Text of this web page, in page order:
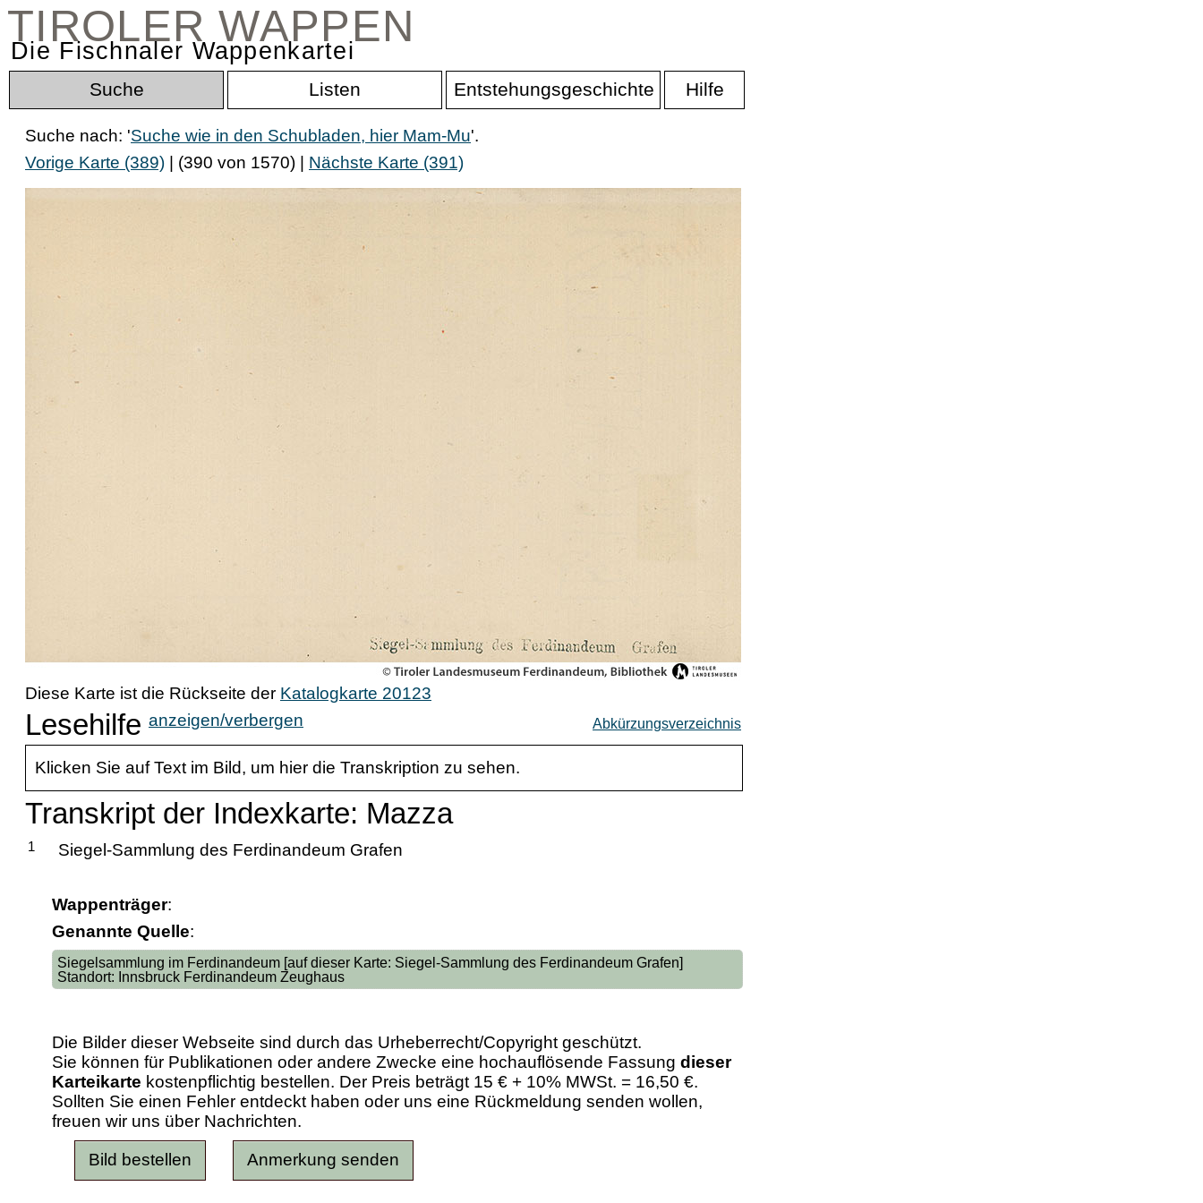
TIROLER WAPPEN
Die Fischnaler Wappenkartei
Suche Listen Entstehungsgeschichte Hilfe
Suche nach: 'Suche wie in den Schubladen, hier Mam-Mu'.
Vorige Karte (389) | (390 von 1570) | Nächste Karte (391)
Diese Karte ist die Rückseite der Katalogkarte 20123
Lesehilfe anzeigen/verbergen Abkürzungsverzeichnis
Klicken Sie auf Text im Bild, um hier die Transkription zu sehen.
Transkript der Indexkarte: Mazza
1 Siegel-Sammlung des Ferdinandeum Grafen
Wappenträger:
Genannte Quelle:
Siegelsammlung im Ferdinandeum [auf dieser Karte: Siegel-Sammlung des Ferdinandeum Grafen]
Standort: Innsbruck Ferdinandeum Zeughaus
Die Bilder dieser Webseite sind durch das Urheberrecht/Copyright geschützt.
Sie können für Publikationen oder andere Zwecke eine hochauflösende Fassung dieser
Karteikarte kostenpflichtig bestellen. Der Preis beträgt 15 € + 10% MWSt. = 16,50 €.
Sollten Sie einen Fehler entdeckt haben oder uns eine Rückmeldung senden wollen,
freuen wir uns über Nachrichten.